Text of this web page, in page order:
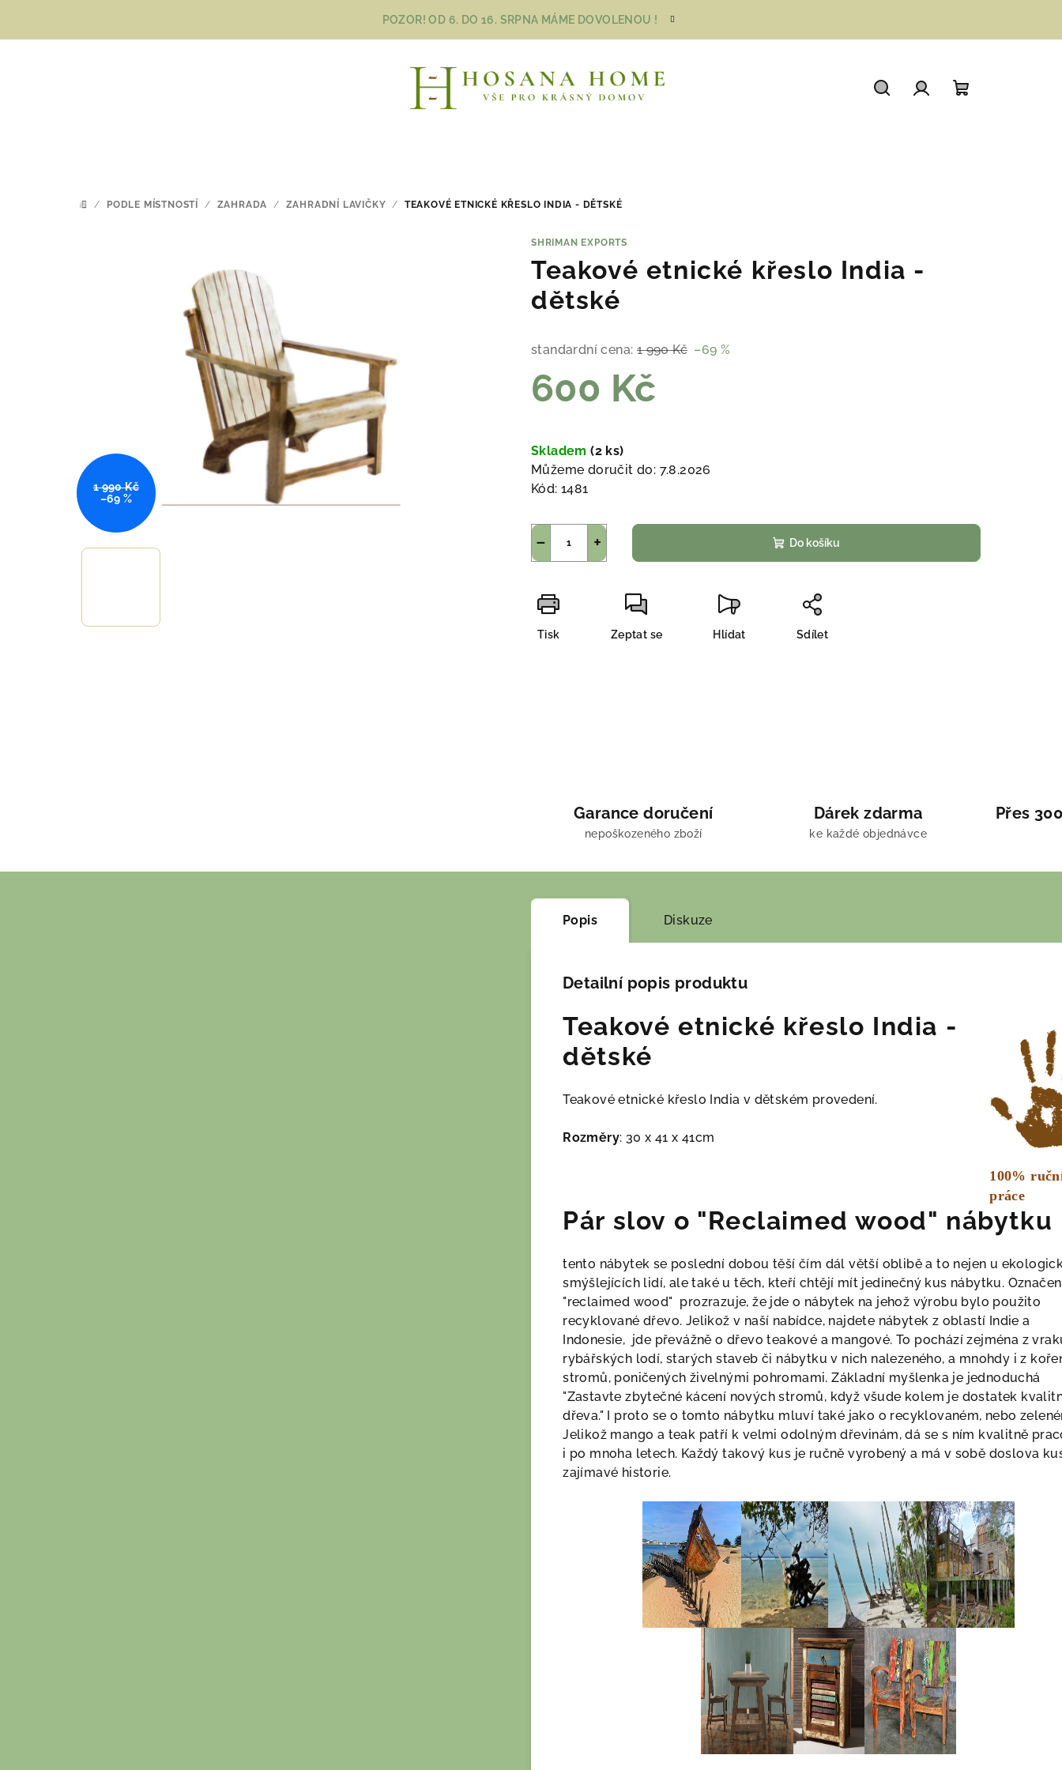
POZOR! OD 6. DO 16. SRPNA MÁME DOVOLENOU !
DOMŮ
/ PODLE MÍSTNOSTÍ / ZAHRADA / ZAHRADNÍ LAVIČKY / TEAKOVÉ ETNICKÉ KŘESLO INDIA - DĚTSKÉ
SHRIMAN EXPORTS
Teakové etnické křeslo India -
dětské
standardní cena: 1 990 Kč –69 %
600 Kč
cena:
Skladem(2 ks)
Můžeme doručit do: 7.8.2026
Kód: 1481
+
− Do košíku
Tisk Zeptat se Hlídat Sdílet
1 990 Kč
–69 %
Garance doručení
nepoškozeného zboží
Dárek zdarma
ke každé objednávce
Přes
Popis Diskuze
Detailní popis produktu
Teakové etnické křeslo India -
dětské
Teakové etnické křeslo India v dětském provedení.
Rozměry: 30 x 41 x 41cm
100%
práce
Pár slov o "Reclaimed wood" nábytku
tento nábytek se poslední dobou těší čím dál větší oblibě a to nejen u
smýšlejících lidí, ale také u těch, kteří chtějí mít jedinečný kus nábytku.
"reclaimed wood" prozrazuje, že jde o nábytek na jehož výrobu bylo použito
recyklované dřevo. Jelikož v naší nabídce, najdete nábytek z oblastí Indie a
Indonesie, jde převážně o dřevo teakové a mangové. To pochází zejména z
rybářských lodí, starých staveb či nábytku v nich nalezeného, a mnohdy i z
stromů, poničených živelnými pohromami. Základní myšlenka je jednoduchá
"Zastavte zbytečné kácení nových stromů, když všude kolem je dostatek
dřeva." I proto se o tomto nábytku mluví také jako o recyklovaném, nebo
Jelikož mango a teak patří k velmi odolným dřevinám, dá se s ním kvalitně
i po mnoha letech. Každý takový kus je ručně vyrobený a má v sobě doslova
zajímavé historie.